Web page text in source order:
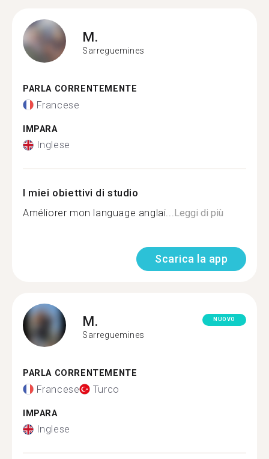
M.
Sarreguemines
PARLA CORRENTEMENTE
Francese
IMPARA
Inglese
I miei obiettivi di studio
Améliorer mon language anglai...Leggi di più
Scarica la app
M.
Sarreguemines
NUOVO
PARLA CORRENTEMENTE
Francese Turco
IMPARA
Inglese